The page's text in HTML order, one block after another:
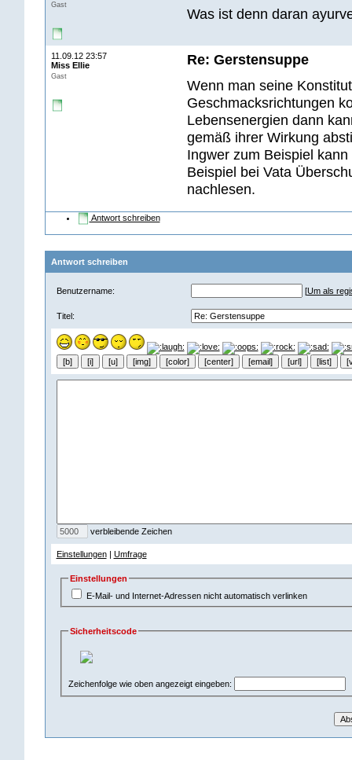
Gast
Was ist denn daran
11.09.12 23:57
Miss Ellie
Gast
Re: Gerstensuppe
Wenn man seine
Geschmacksrichtungen
Lebensenergien dann
gemäß ihrer Wirkung
Ingwer zum Beispiel
Beispiel bei Vata
nachlesen.
Antwort schreiben
Antwort schreiben
Benutzername: [Um als
Titel:
verbleibende Zeichen
Einstellungen| Umfrage
Einstellungen
E-Mail- und Internet-Adressen nicht automatisch verlinken
Sicherheitscode
Zeichenfolge wie oben angezeigt eingeben: